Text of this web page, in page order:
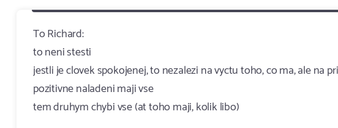
To Richard:
to neni stesti
jestli je clovek spokojenej, to nezalezi na vyctu toho, co ma, ale na
pozitivne naladeni maji vse
tem druhym chybi vse (at toho maji, kolik libo)